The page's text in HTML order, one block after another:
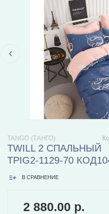
TANGO (ТАНГО)
TWILL 2 СПАЛЬНЫЙ
TPIG2-1129-70
В СРАВНЕНИЕ
2 880.00 р.